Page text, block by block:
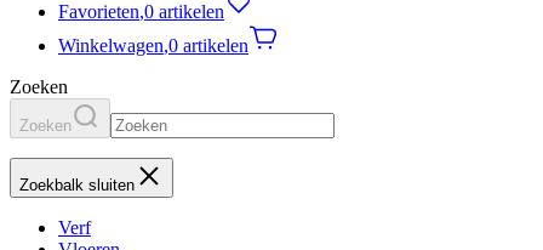
Favorieten,0 artikelen
Winkelwagen,0 artikelen
Zoeken
Zoeken
Zoekbalk sluiten
Verf